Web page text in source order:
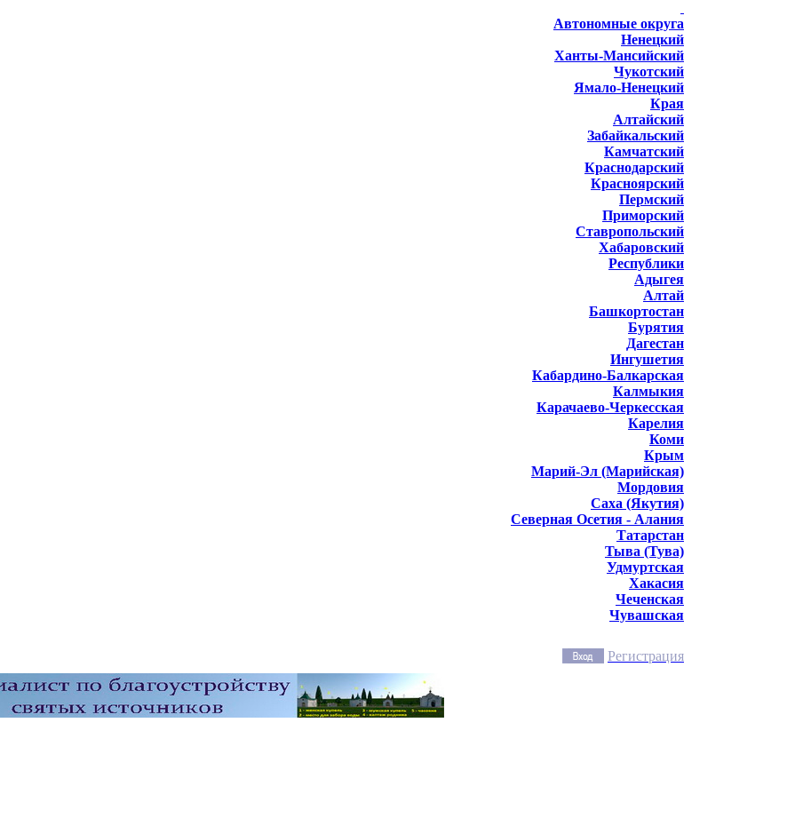
Автономные округа
Ненецкий
Ханты-Мансийский
Чукотский
Ямало-Ненецкий
Края
Алтайский
Забайкальский
Камчатский
Краснодарский
Красноярский
Пермский
Приморский
Ставропольский
Хабаровский
Республики
Адыгея
Алтай
Башкортостан
Бурятия
Дагестан
Ингушетия
Кабардино-Балкарская
Калмыкия
Карачаево-Черкесская
Карелия
Коми
Крым
Марий-Эл (Марийская)
Мордовия
Саха (Якутия)
Северная Осетия - Алания
Татарстан
Тыва (Тува)
Удмуртская
Хакасия
Чеченская
Чувашская
Регистрация